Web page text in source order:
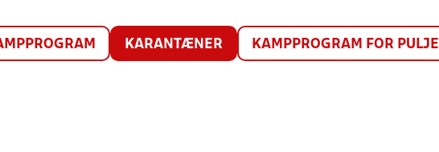
KARANTÆNER KAMPPROGRAM FOR PULJE